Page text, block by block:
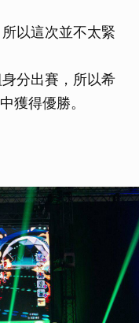
以這次並不太緊
分出賽，所以希
獲得優勝。